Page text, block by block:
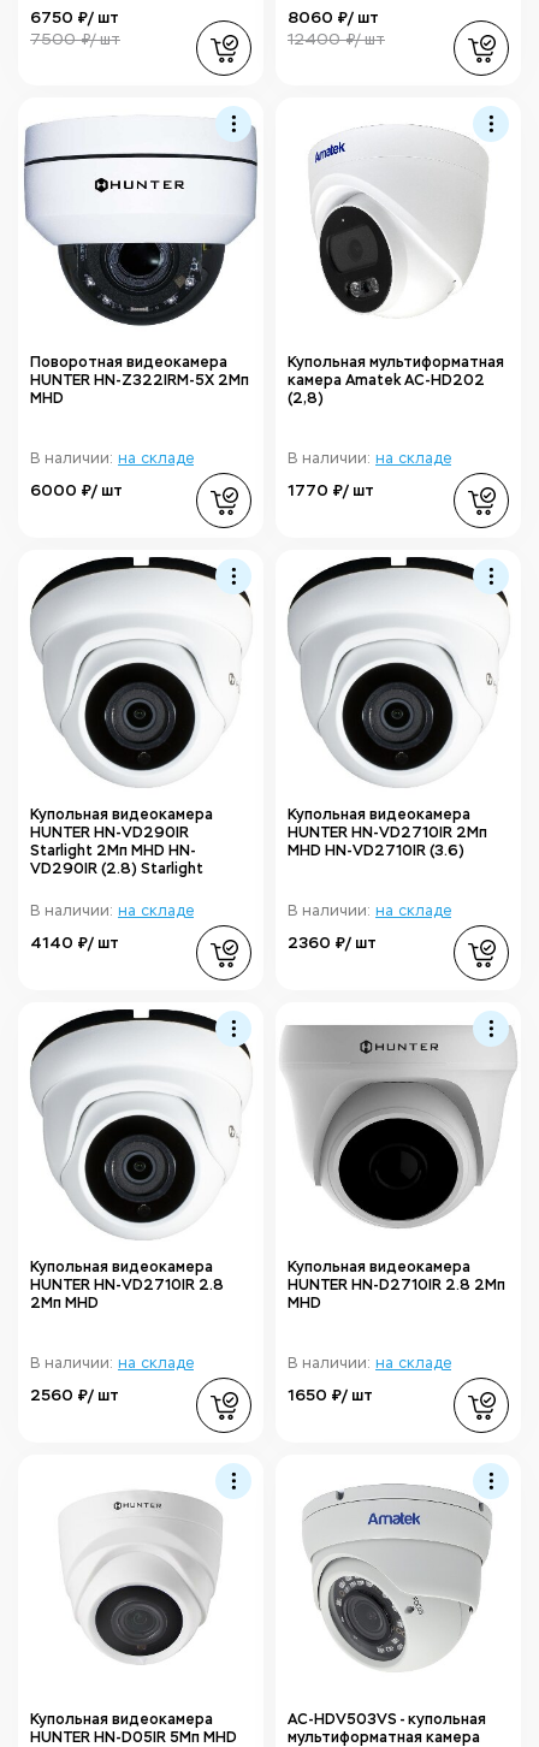
6750 ₽/ шт
7500 ₽/ шт
8060 ₽/ шт
12400 ₽/ шт
Поворотная видеокамера
HUNTER HN-Z322IRM-5X 2Мп
MHD
В наличии: на складе
6000 ₽/ шт
Купольная мультиформатная
камера Amatek AC-HD202
(2,8)
В наличии: на складе
1770 ₽/ шт
Купольная видеокамера
HUNTER HN-VD290IR
Starlight 2Мп MHD HN-
VD290IR (2.8) Starlight
В наличии: на складе
4140 ₽/ шт
Купольная видеокамера
HUNTER HN-VD2710IR 2Мп
MHD HN-VD2710IR (3.6)
В наличии: на складе
2360 ₽/ шт
Купольная видеокамера
HUNTER HN-VD2710IR 2.8
2Мп MHD
В наличии: на складе
2560 ₽/ шт
Купольная видеокамера
HUNTER HN-D2710IR 2.8 2Мп
MHD
В наличии: на складе
1650 ₽/ шт
Купольная видеокамера
HUNTER HN-D05IR 5Мп MHD
AC-HDV503VS - купольная
мультиформатная камера